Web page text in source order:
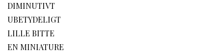
DIMINUTIVT
UBETYDELIGT
LILLE BITTE
EN MINIATURE